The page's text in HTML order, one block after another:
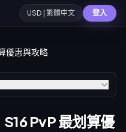
USD | 繁體中文 登入
優惠與攻略
PvP 最划算優